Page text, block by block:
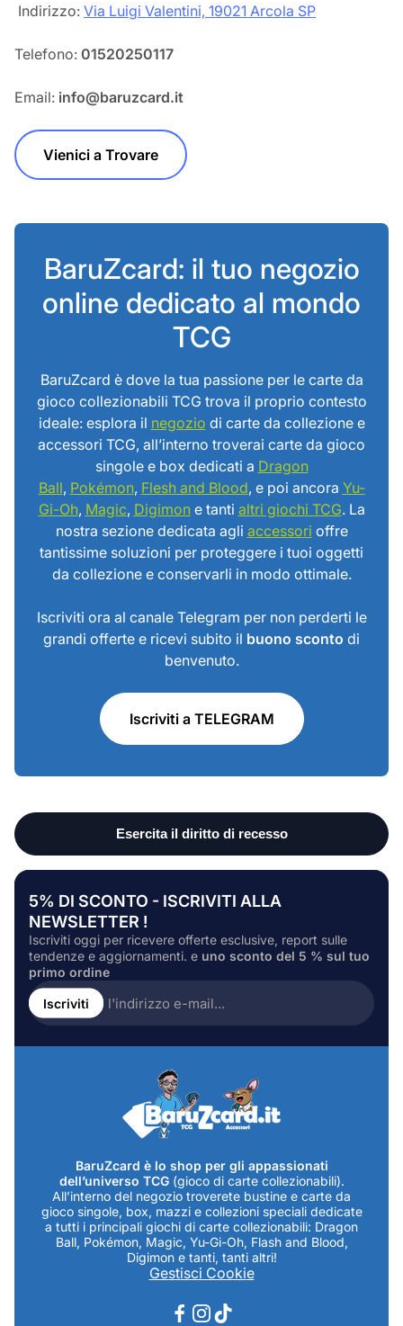
‎‎ Indirizzo: Via Luigi Valentini, 19021 Arcola SP
Telefono: 01520250117
Email: info@baruzcard.it
Vienici a Trovare
BaruZcard: il tuo negozio
online dedicato al mondo
TCG
BaruZcard è dove la tua passione per le carte da
gioco collezionabili TCG trova il proprio contesto
ideale: esplora il negozio di carte da collezione e
accessori TCG, all’interno troverai carte da gioco
singole e box dedicati a Dragon
Ball, Pokémon, Flesh and Blood, e poi ancora Yu-
Gi-Oh, Magic, Digimone tanti altri giochi TCG. La
nostra sezione dedicata agli accessori offre
tantissime soluzioni per proteggere i tuoi oggetti
da collezione e conservarli in modo ottimale.
Iscriviti ora al canale Telegram per non perderti le
grandi offerte e ricevi subito il buono sconto di
benvenuto.
Iscriviti a TELEGRAM
5% DI SCONTO - ISCRIVITI ALLA
NEWSLETTER !
Iscriviti oggi per ricevere offerte esclusive, report sulle
tendenze e aggiornamenti. e uno sconto del 5 % sul tuo
primo ordine
Inserire
l'indirizzo
e-
Iscriviti
BaruZcard è lo shop per gli appassionati
dell’universo TCG (gioco di carte collezionabili).
All’interno del negozio troverete bustine e carte da
gioco singole, box, mazzi e collezioni speciali dedicate
a tutti i principali giochi di carte collezionabili: Dragon
Ball, Pokémon, Magic, Yu-Gi-Oh, Flash and Blood,
Digimon e tanti, tanti altri!
Gestisci Cookie